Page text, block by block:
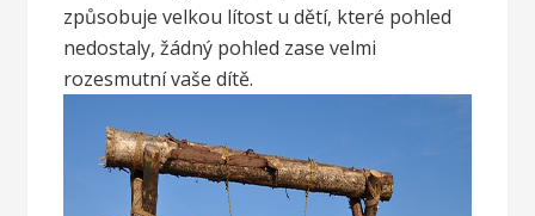
způsobuje velkou lítost u dětí, které pohled
nedostaly, žádný pohled zase velmi
rozesmutní vaše dítě.